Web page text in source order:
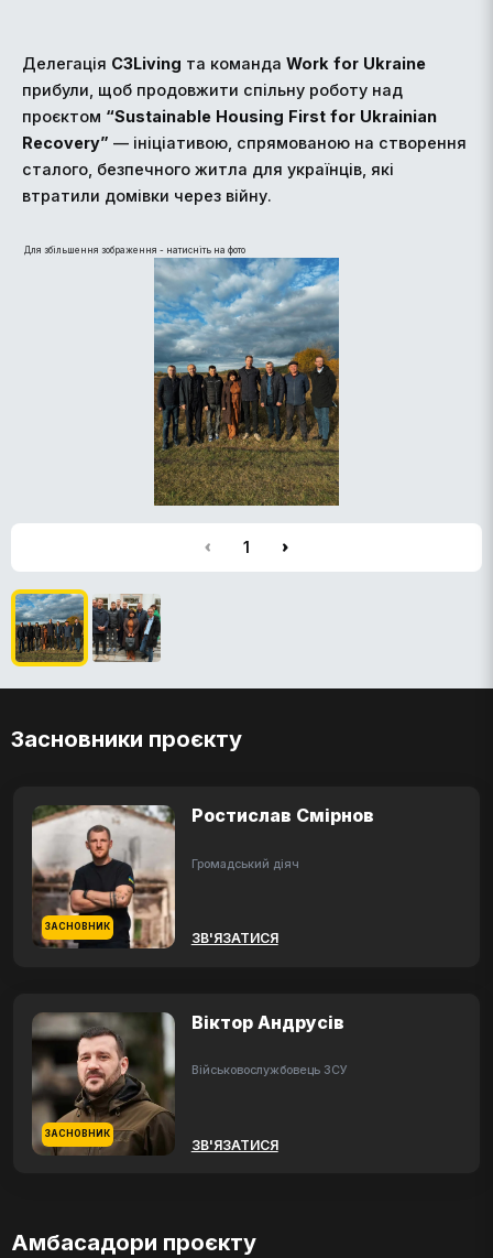
Делегація C3Living та команда Work for Ukraine
прибули, щоб продовжити спільну роботу над
проєктом “Sustainable Housing First for Ukrainian
Recovery” — ініціативою, спрямованою на створення
сталого, безпечного житла для українців, які
втратили домівки через війну.
Для збільшення зображення - натисніть на фото
1
Засновники проєкту
ЗАСНОВНИК
Ростислав Смірнов
Громадський діяч
ЗВ'ЯЗАТИСЯ
ЗАСНОВНИК
Віктор Андрусів
Військовослужбовець ЗСУ
ЗВ'ЯЗАТИСЯ
Амбасадори проєкту